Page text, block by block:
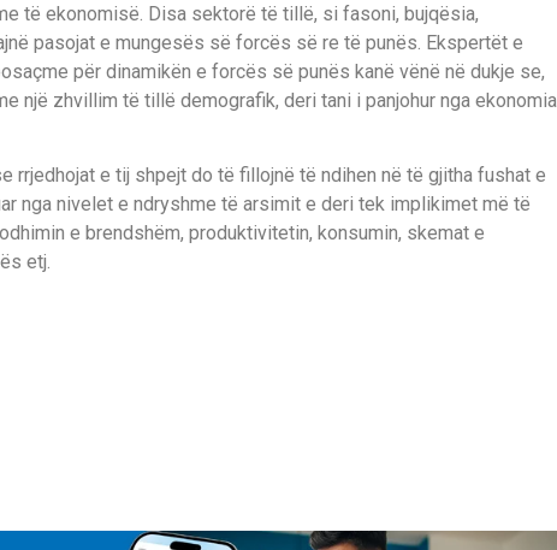
të ekonomisë. Disa sektorë të tillë, si fasoni, bujqësia,
pasojat e mungesës së forcës së re të punës. Ekspertët e
për dinamikën e forcës së punës kanë vënë në dukje se,
një zhvillim të tillë demografik, deri tani i panjohur nga ekonomia
rrjedhojat e tij shpejt do të fillojnë të ndihen në të gjitha fushat e
nga nivelet e ndryshme të arsimit e deri tek implikimet më të
e brendshëm, produktivitetin, konsumin, skemat e
etj.